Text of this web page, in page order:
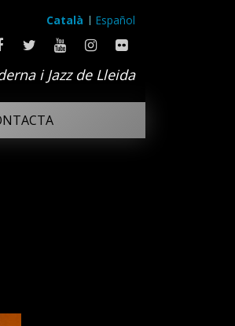
Català
Español
i Jazz de Lleida